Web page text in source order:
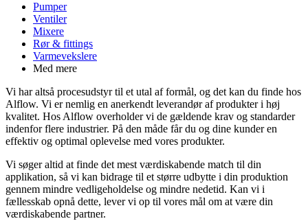
Pumper
Ventiler
Mixere
Rør & fittings
Varmevekslere
Med mere
Vi har altså procesudstyr til et utal af formål, og det kan du finde hos
Alflow. Vi er nemlig en anerkendt leverandør af produkter i høj
kvalitet. Hos Alflow overholder vi de gældende krav og standarder
indenfor flere industrier. På den måde får du og dine kunder en
effektiv og optimal oplevelse med vores produkter.
Vi søger altid at finde det mest værdiskabende match til din
applikation, så vi kan bidrage til et større udbytte i din produktion
gennem mindre vedligeholdelse og mindre nedetid. Kan vi i
fællesskab opnå dette, lever vi op til vores mål om at være din
værdiskabende partner.